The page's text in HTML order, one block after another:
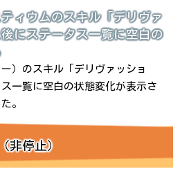
ィウムのスキル「デリヴァ
にステータス一覧に空白の
）のスキル「デリヴァッショ
一覧に空白の状態変化が表示さ
。
非停止）